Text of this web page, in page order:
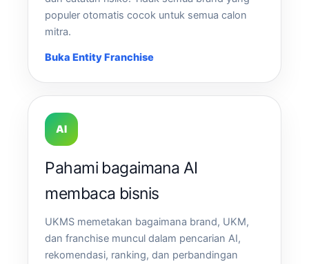
populer otomatis cocok untuk semua calon
mitra.
Buka Entity Franchise
AI
Pahami bagaimana AI
membaca bisnis
UKMS memetakan bagaimana brand, UKM,
dan franchise muncul dalam pencarian AI,
rekomendasi, ranking, dan perbandingan